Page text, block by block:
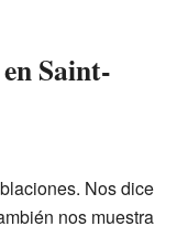
Saint-
Nos dice
nos muestra